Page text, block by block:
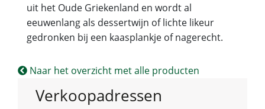
uit het Oude Griekenland en wordt al
eeuwenlang als dessertwijn of lichte likeur
gedronken bij een kaasplankje of nagerecht.
Naar het overzicht met alle producten
Verkoopadressen